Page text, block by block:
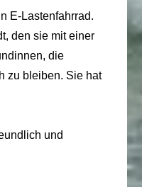
E-Lastenfahrrad.
den sie mit einer
die
zu bleiben. Sie hat
und